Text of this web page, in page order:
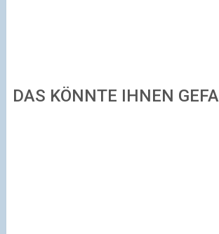
DAS KÖNNTE IHNEN